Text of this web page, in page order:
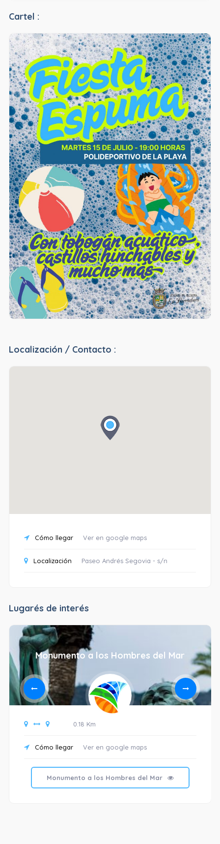
Cartel :
Localización / Contacto :
Cómo llegar Ver en google maps
Localización Paseo Andrés Segovia - s/n
Lugarés de interés
Monumento a los Hombres del Mar
0.18 Km
Cómo llegar Ver en google maps
Monumento a los Hombres del Mar